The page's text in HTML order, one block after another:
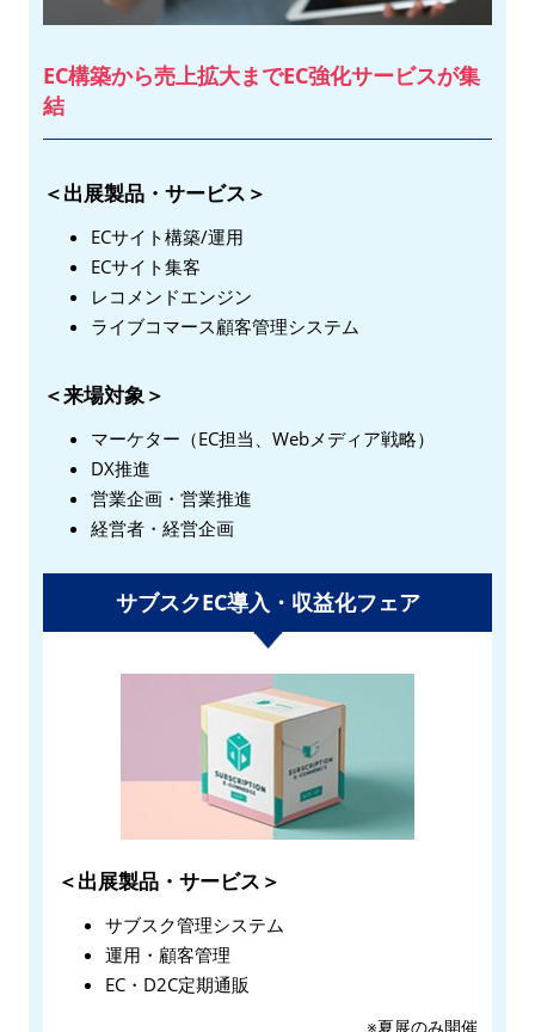
EC構築から売上拡大までEC強化サービスが集
結
＜出展製品・サービス＞
ECサイト構築/運用
ECサイト集客
レコメンドエンジン
ライブコマース顧客管理システム
＜来場対象＞
マーケター（EC担当、Webメディア戦略）
DX推進
営業企画・営業推進
経営者・経営企画
サブスクEC導入・収益化フェア
＜出展製品・サービス＞
サブスク管理システム
運用・顧客管理
EC・D2C定期通販
※夏展のみ開催